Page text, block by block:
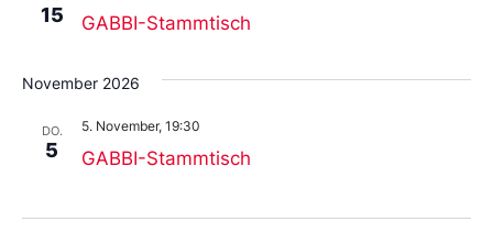
15 GABBI-Stammtisch
November 2026
DO.
5 GABBI-Stammtisch
5. November, 19:30